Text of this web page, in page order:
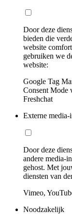
Door deze
bieden die
website
gebruiken we
website:
Google Tag
Consent Mode
Freshchat
Externe media-
Door deze
andere media-
gehost. Met
diensten van
Vimeo,
Noodzakelijk